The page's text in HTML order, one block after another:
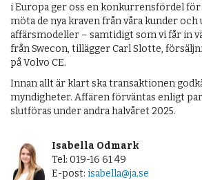
i Europa ger oss en konkurrensfördel
möta de nya kraven från våra kunder och
affärsmodeller – samtidigt som vi får in
från Swecon, tillägger Carl Slotte,
på Volvo CE.
Innan allt är klart ska transaktionen
myndigheter. Affären förväntas enligt
slutföras under andra halvåret 2025.
Isabella Odmark
Tel: 019-16 61 49
E-post: isabella@ja.se